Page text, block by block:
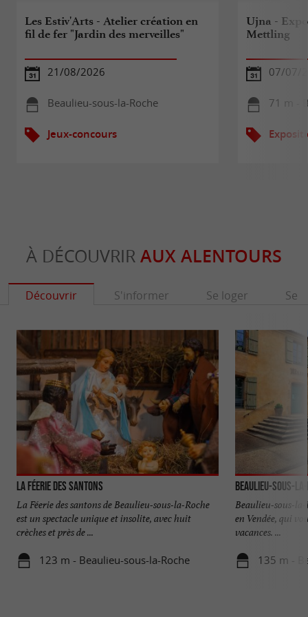
Les Estiv'Arts - Atelier création en
fil de fer "Jardin des merveilles"
21/08/2026
Beaulieu-sous-la-Roche
Jeux-concours
Ujna -
Mettling
07/07/
71 m -
À DÉCOUVRIR AUX ALENTOURS
Découvrir S'informer Se loger Se
La féerie des santons
La Féerie des santons de Beaulieu-sous-la-Roche
est un spectacle unique et insolite, avec huit
crèches et près de ...
123 m - Beaulieu-sous-la-Roche
Beaulieu-Sous-
Beaulieu-sous-
en Vendée, qui
vacances. ...
135 m -